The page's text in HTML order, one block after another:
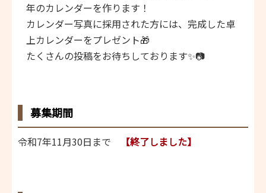
年のカレンダーを作ります！
カレンダー写真に採用された方には、完成した卓
上カレンダーをプレゼント🎁
たくさんの投稿をお待ちしております✨📷
募集期間
令和7年11月30日まで 【終了しました】